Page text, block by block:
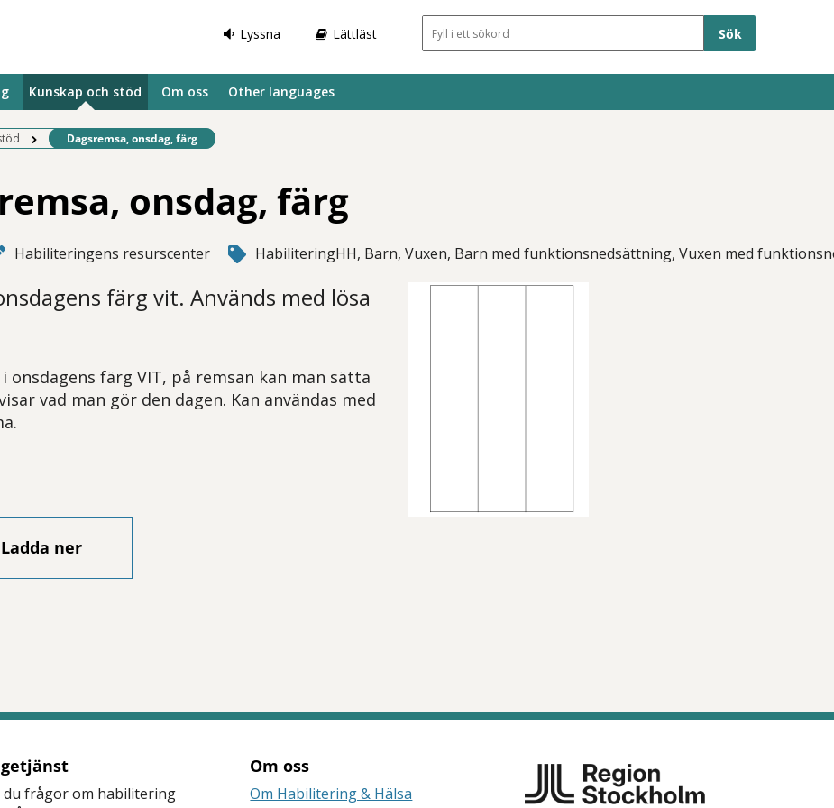
Lyssna Lättläst Sökfält
Kunskap och stöd Om oss Other languages
Befintlig sida:
Dagsremsa, onsdag, färg
onsdag, färg
Habiliteringens resurscenter HabiliteringHH, Barn, Vuxen, Barn med funktionsnedsättning, Vuxen med
färg vit. Används med lösa
onsdagens färg VIT, på remsan kan man sätta
vad man gör den dagen. Kan användas med
Ladda ner
du frågor om habilitering
Om oss
Om Habilitering & Hälsa